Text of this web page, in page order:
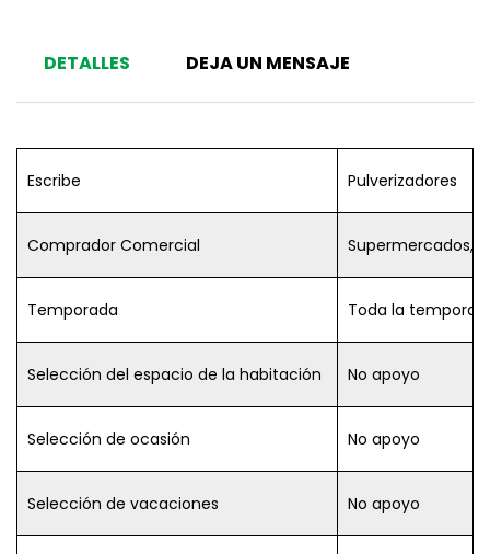
DETALLES DEJA UN MENSAJE
Escribe Pulverizadores
Comprador Comercial Supermercados,
Temporada Toda la
Selección del espacio de la habitación No apoyo
Selección de ocasión No apoyo
Selección de vacaciones No apoyo